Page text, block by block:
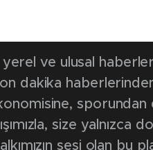
ve ulusal
dakika
sporundan
size yalnızca
sesi olan bu